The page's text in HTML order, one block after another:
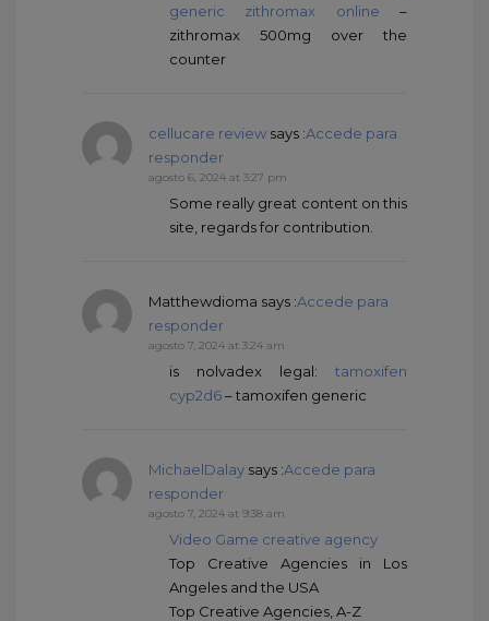
generic zithromax online –
zithromax 500mg over the
counter
cellucare review says :Accede para
responder
agosto 6, 2024 at 3:27 pm
Some really great content on this
site, regards for contribution.
Matthewdioma says :Accede para
responder
agosto 7, 2024 at 3:24 am
is nolvadex legal: tamoxifen
cyp2d6– tamoxifen generic
MichaelDalay says :Accede para
responder
agosto 7, 2024 at 9:38 am
Video Game creative agency
Top Creative Agencies in Los
Angeles and the USA
Top Creative Agencies, A-Z